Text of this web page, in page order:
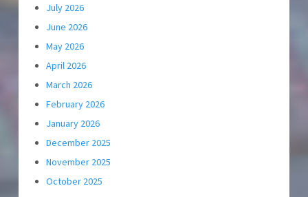
July 2026
June 2026
May 2026
April 2026
March 2026
February 2026
January 2026
December 2025
November 2025
October 2025